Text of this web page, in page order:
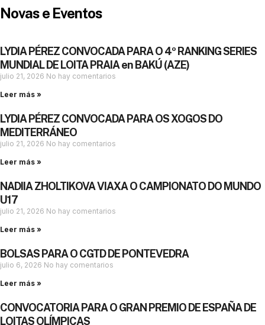
Novas e Eventos
LYDIA PÉREZ CONVOCADA PARA O 4º RANKING SERIES
MUNDIAL DE LOITA PRAIA en BAKÚ (AZE)
julio 21, 2026 No hay comentarios
Leer más »
LYDIA PÉREZ CONVOCADA PARA OS XOGOS DO
MEDITERRÁNEO
julio 21, 2026 No hay comentarios
Leer más »
NADIIA ZHOLTIKOVA VIAXA O CAMPIONATO DO MUNDO
U17
julio 21, 2026 No hay comentarios
Leer más »
BOLSAS PARA O CGTD DE PONTEVEDRA
julio 6, 2026 No hay comentarios
Leer más »
CONVOCATORIA PARA O GRAN PREMIO DE ESPAÑA DE
LOITAS OLÍMPICAS